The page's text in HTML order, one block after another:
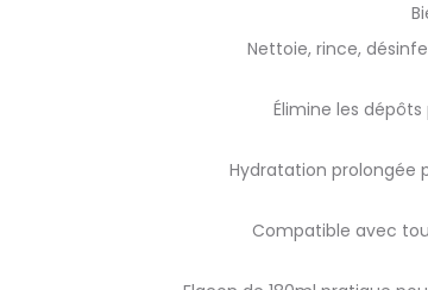
Nettoie, rince,
Élimine les
Hydratation prolongée
Compatible avec